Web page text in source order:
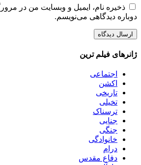
ذخیره نام، ایمیل و وبسایت من در
دوباره دیدگاهی می‌نویسم.
ژانرهای فیلم ترین
اجتماعی
اکشن
تاریخی
تخیلی
ترسناک
جنایی
جنگی
خانوادگی
درام
دفاع مقدس